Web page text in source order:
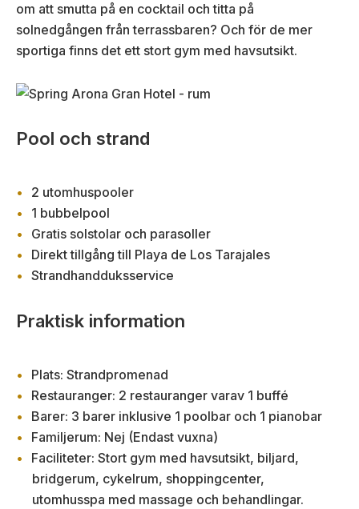
om att smutta på en cocktail och titta på
solnedgången från terrassbaren? Och för de mer
sportiga finns det ett stort gym med havsutsikt.
Pool och strand
2 utomhuspooler
1 bubbelpool
Gratis solstolar och parasoller
Direkt tillgång till Playa de Los Tarajales
Strandhandduksservice
Praktisk information
Plats: Strandpromenad
Restauranger: 2 restauranger varav 1 buffé
Barer: 3 barer inklusive 1 poolbar och 1 pianobar
Familjerum: Nej (Endast vuxna)
Faciliteter: Stort gym med havsutsikt, biljard,
bridgerum, cykelrum, shoppingcenter,
utomhusspa med massage och behandlingar.